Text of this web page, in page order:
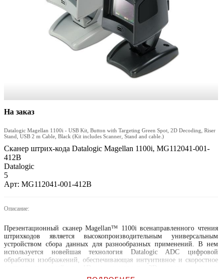
На заказ
Datalogic Magellan 1100i - USB Kit, Button with Targeting Green Spot, 2D Decoding, Riser
Stand, USB 2 m Cable, Black (Kit includes Scanner, Stand and cable.)
Сканер штрих-кода Datalogic Magellan 1100i, MG112041-001-
412B
Datalogic
5
Арт: MG112041-001-412B
Описание:
Презентационный сканер Magellan™ 1100i всенаправленного чтения
штрихкодов является высокопроизводительным универсальным
устройством сбора данных для разнообразных применений. В нем
используется новейшая технология Datalogic ADC цифровой
обработки изображений, обеспечивающая интуитивное и скоростное
поддерживающая передовые характеристики, такие как захват